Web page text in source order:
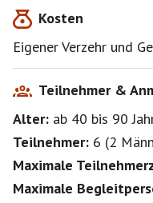
Kosten
Eigener Verzehr und
Teilnehmer &
Alter: ab 40 bis 90
Teilnehmer: 6 (2
Maximale
Maximale